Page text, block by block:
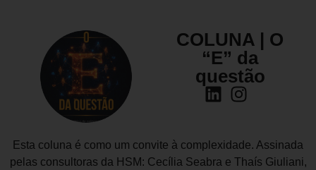
COLUNA | O
“E” da
questão
Esta coluna é como um convite à complexidade. Assinada
pelas consultoras da HSM: Cecília Seabra e Thaís Giuliani,